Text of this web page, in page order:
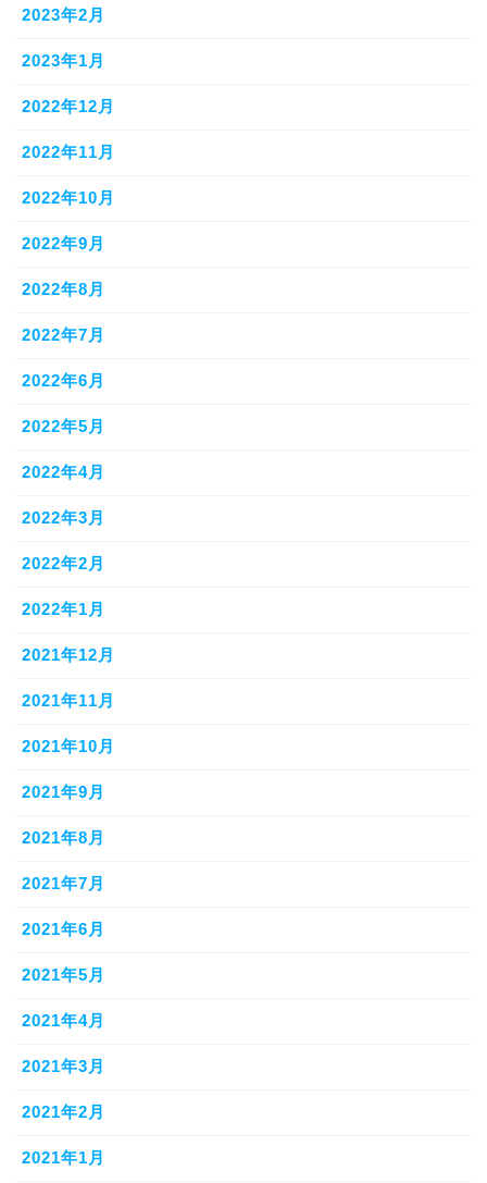
2023年2月
2023年1月
2022年12月
2022年11月
2022年10月
2022年9月
2022年8月
2022年7月
2022年6月
2022年5月
2022年4月
2022年3月
2022年2月
2022年1月
2021年12月
2021年11月
2021年10月
2021年9月
2021年8月
2021年7月
2021年6月
2021年5月
2021年4月
2021年3月
2021年2月
2021年1月